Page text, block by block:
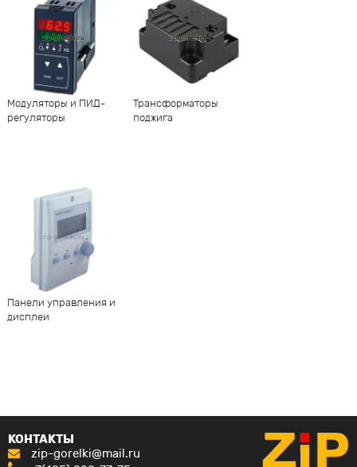
Модуляторы и ПИД-
регуляторы
Трансформаторы
поджига
Панели управления и
дисплеи
КОНТАКТЫ
zip-gorelki@mail.ru